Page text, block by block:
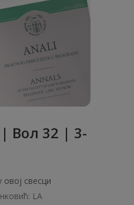
Вол 32 | 3-
свесци
LA